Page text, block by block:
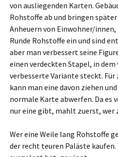
von ausliegenden Karten.
Rohstoffe ab und bringen
Anheuern von Einwohner/
Runde Rohstoffe ein und sind
aber man verbessert seine
einen verdeckten Stapel, in dem
verbesserte Variante steckt.
kann man eine davon ziehen
normale Karte abwerfen. Da es
nur eine gibt, mahlt zuerst, wer
Wer eine Weile lang Rohstoffe
der recht teuren Paläste